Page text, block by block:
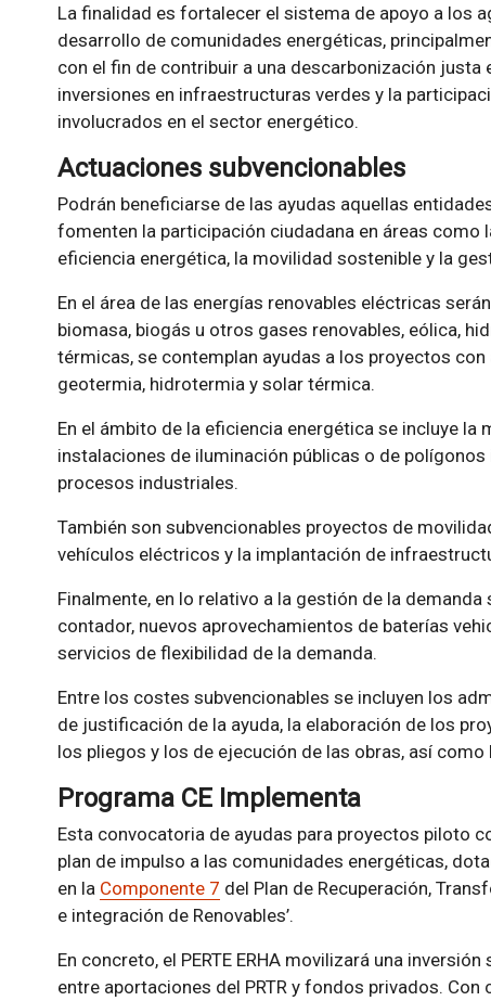
La finalidad es fortalecer el sistema de apoyo a los
desarrollo de comunidades energéticas,
con el fin de contribuir a una descarbonización
inversiones en infraestructuras verdes y la
involucrados en el sector energético.
Actuaciones subvencionables
Podrán beneficiarse de las ayudas aquellas
fomenten la participación ciudadana en áreas como
eficiencia energética, la movilidad sostenible y la
En el área de las energías renovables eléctricas
biomasa, biogás u otros gases renovables, eólica,
térmicas, se contemplan ayudas a los proyectos
geotermia, hidrotermia y solar térmica.
En el ámbito de la eficiencia energética se incluye la
instalaciones de iluminación públicas o de
procesos industriales.
También son subvencionables proyectos de
vehículos eléctricos y la implantación de
Finalmente, en lo relativo a la gestión de la
contador, nuevos aprovechamientos de baterías
servicios de flexibilidad de la demanda.
Entre los costes subvencionables se incluyen los
de justificación de la ayuda, la elaboración de los
los pliegos y los de ejecución de las obras, así
Programa CE Implementa
Esta convocatoria de ayudas para proyectos piloto
plan de impulso a las comunidades energéticas,
en la Componente 7 del Plan de Recuperación,
e integración de Renovables’.
En concreto, el PERTE ERHA movilizará una
entre aportaciones del PRTR y fondos privados.